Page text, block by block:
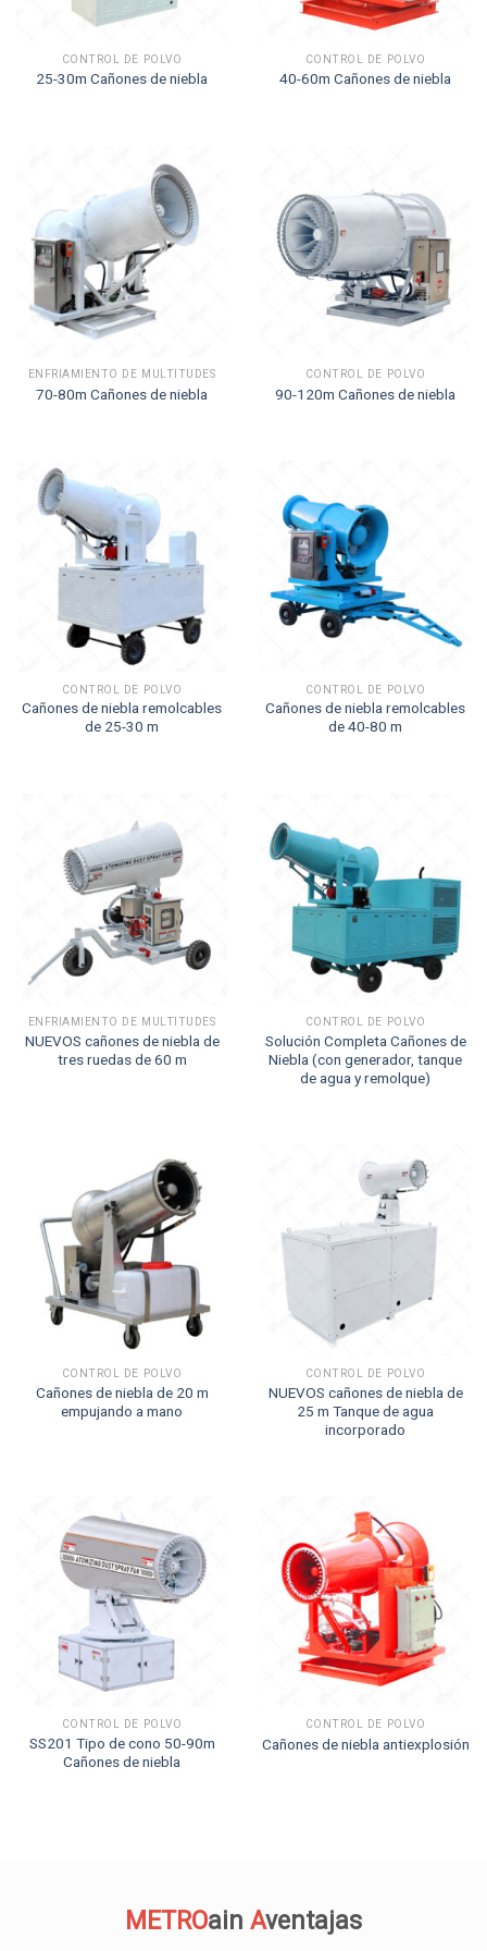
CONTROL DE POLVO
25-30m Cañones de niebla
CONTROL DE POLVO
40-60m Cañones de niebla
ENFRIAMIENTO DE MULTITUDES
70-80m Cañones de niebla
CONTROL DE POLVO
90-120m Cañones de niebla
CONTROL DE POLVO
Cañones de niebla remolcables
de 25-30 m
CONTROL DE POLVO
Cañones de niebla remolcables
de 40-80 m
ENFRIAMIENTO DE MULTITUDES
NUEVOS cañones de niebla de
tres ruedas de 60 m
CONTROL DE POLVO
Solución Completa Cañones de
Niebla (con generador, tanque
de agua y remolque)
CONTROL DE POLVO
Cañones de niebla de 20 m
empujando a mano
CONTROL DE POLVO
NUEVOS cañones de niebla de
25 m Tanque de agua
incorporado
CONTROL DE POLVO
SS201 Tipo de cono 50-90m
Cañones de niebla
CONTROL DE POLVO
Cañones de niebla antiexplosión
METROain Aventajas